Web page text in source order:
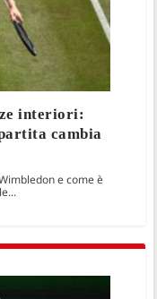
interiori:
cambia
e come è